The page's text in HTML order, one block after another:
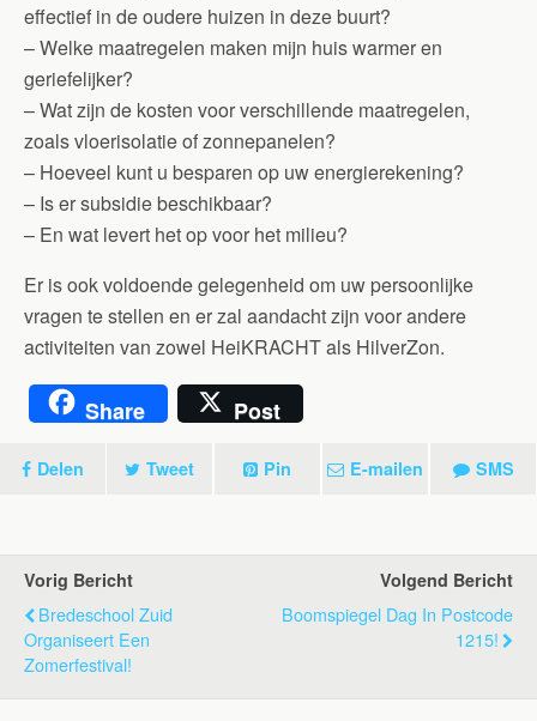
effectief in de oudere huizen in deze buurt?
– Welke maatregelen maken mijn huis warmer en
geriefelijker?
– Wat zijn de kosten voor verschillende maatregelen,
zoals vloerisolatie of zonnepanelen?
– Hoeveel kunt u besparen op uw energierekening?
– Is er subsidie beschikbaar?
– En wat levert het op voor het milieu?
Er is ook voldoende gelegenheid om uw persoonlijke
vragen te stellen en er zal aandacht zijn voor andere
activiteiten van zowel HeiKRACHT als HilverZon.
Share Post
Delen Tweet Pin E-mailen SMS
Vorig Bericht
Bredeschool Zuid
Organiseert Een
Zomerfestival!
Volgend Bericht
Boomspiegel Dag In Postcode
1215!